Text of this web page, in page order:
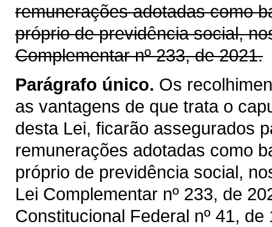
remunerações adotadas como
próprio de previdência social,
Complementar nº 233, de 2021.
Parágrafo único. Os
as vantagens de que trata o
desta Lei, ficarão assegurados
remunerações adotadas como
próprio de previdência social,
Lei Complementar nº 233, de
Constitucional Federal nº 41,